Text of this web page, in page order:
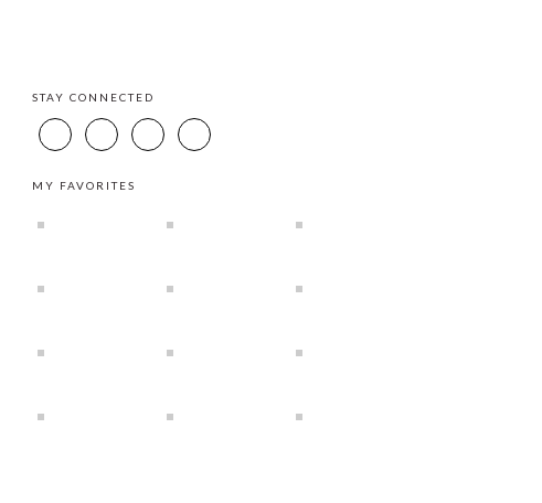
STAY CONNECTED
MY FAVORITES